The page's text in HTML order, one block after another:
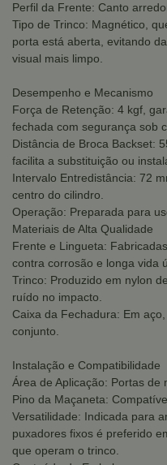
Perfil da Frente: Canto
Tipo de Trinco: Magnético,
porta está aberta, evitando
visual mais limpo.
Desempenho e Mecanismo
Força de Retenção: 4 kgf,
fechada com segurança sob
Distância de Broca Backset:
facilita a substituição ou
Intervalo Entredistância: 72
centro do cilindro.
Operação: Preparada para
Materiais de Alta Qualidade
Frente e Lingueta:
contra corrosão e longa vida
Trinco: Produzido em nylon
ruído no impacto.
Caixa da Fechadura: Em
conjunto.
Instalação e Compatibilidade
Área de Aplicação: Portas de
Pino da Maçaneta:
Versatilidade: Indicada para
puxadores fixos é preferido
que operam o trinco.